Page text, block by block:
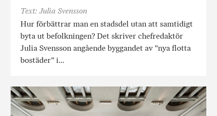
Text: Julia Svensson
Hur förbättrar man en stadsdel utan att samtidigt
byta ut befolkningen? Det skriver chefredaktör
Julia Svensson angående byggandet av ”nya flotta
bostäder” i…